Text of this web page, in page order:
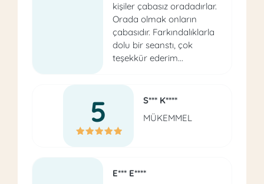
kişiler çabasız oradadırlar.
Orada olmak onların
çabasıdır. Farkındalıklarla
dolu bir seanstı, çok
teşekkür ederim...
5
S*** K****
MÜKEMMEL
E*** E****